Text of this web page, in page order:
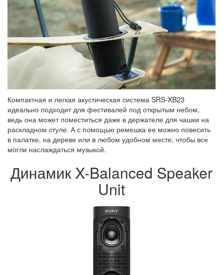
Компактная и легкая акустическая система SRS-XB23
идеально подходит для фестивалей под открытым небом,
ведь она может поместиться даже в держателе для чашки на
раскладном стуле. А с помощью ремешка ее можно повесить
в палатке, на дереве или в любом удобном месте, чтобы все
могли наслаждаться музыкой.
Динамик X-Balanced Speaker
Unit